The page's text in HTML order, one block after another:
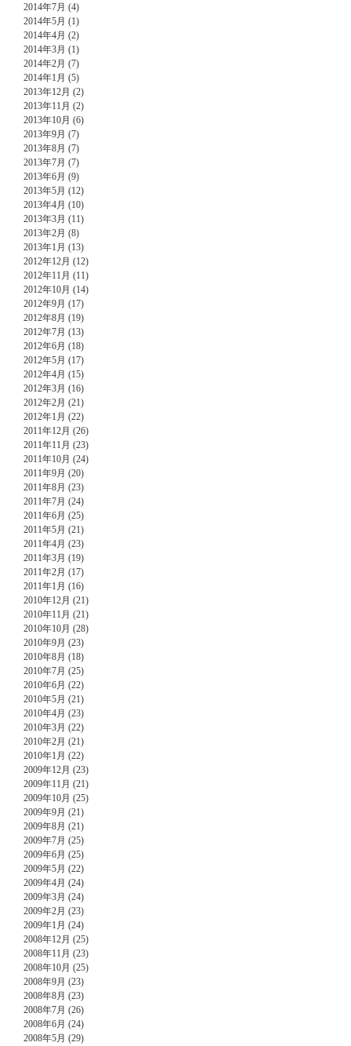
2014年7月 (4)
2014年5月 (1)
2014年4月 (2)
2014年3月 (1)
2014年2月 (7)
2014年1月 (5)
2013年12月 (2)
2013年11月 (2)
2013年10月 (6)
2013年9月 (7)
2013年8月 (7)
2013年7月 (7)
2013年6月 (9)
2013年5月 (12)
2013年4月 (10)
2013年3月 (11)
2013年2月 (8)
2013年1月 (13)
2012年12月 (12)
2012年11月 (11)
2012年10月 (14)
2012年9月 (17)
2012年8月 (19)
2012年7月 (13)
2012年6月 (18)
2012年5月 (17)
2012年4月 (15)
2012年3月 (16)
2012年2月 (21)
2012年1月 (22)
2011年12月 (26)
2011年11月 (23)
2011年10月 (24)
2011年9月 (20)
2011年8月 (23)
2011年7月 (24)
2011年6月 (25)
2011年5月 (21)
2011年4月 (23)
2011年3月 (19)
2011年2月 (17)
2011年1月 (16)
2010年12月 (21)
2010年11月 (21)
2010年10月 (28)
2010年9月 (23)
2010年8月 (18)
2010年7月 (25)
2010年6月 (22)
2010年5月 (21)
2010年4月 (23)
2010年3月 (22)
2010年2月 (21)
2010年1月 (22)
2009年12月 (23)
2009年11月 (21)
2009年10月 (25)
2009年9月 (21)
2009年8月 (21)
2009年7月 (25)
2009年6月 (25)
2009年5月 (22)
2009年4月 (24)
2009年3月 (24)
2009年2月 (23)
2009年1月 (24)
2008年12月 (25)
2008年11月 (23)
2008年10月 (25)
2008年9月 (23)
2008年8月 (23)
2008年7月 (26)
2008年6月 (24)
2008年5月 (29)